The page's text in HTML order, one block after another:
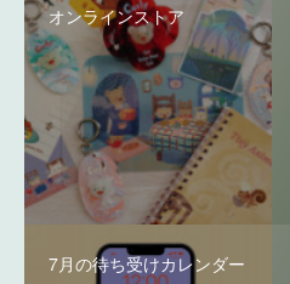
オンラインストア
7月の待ち受けカレンダー